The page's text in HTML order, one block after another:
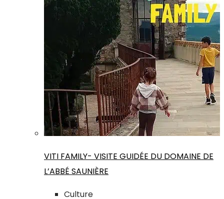
VITI FAMILY- VISITE GUIDÉE DU DOMAINE DE
L’ABBÉ SAUNIÈRE
Culture